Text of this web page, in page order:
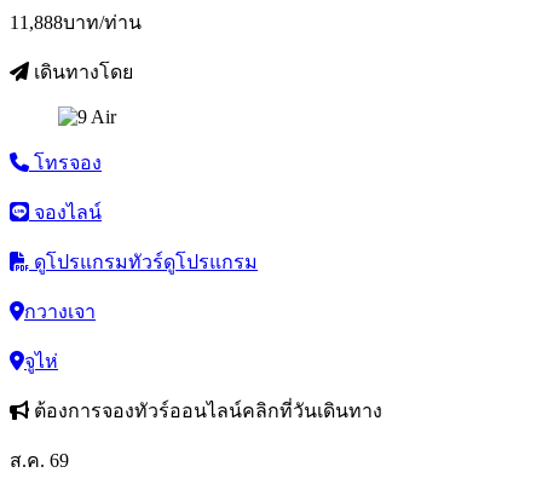
11,888บาท/ท่าน
เดินทางโดย
โทรจอง
จองไลน์
ดูโปรแกรมทัวร์ดูโปรแกรม
กวางเจา
จูไห่
ต้องการจองทัวร์ออนไลน์คลิกที่วันเดินทาง
ส.ค. 69